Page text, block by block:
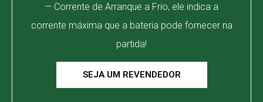
— Corrente de Arranque a Frio, ele indica a
corrente máxima que a bateria pode fornecer na
partida!
SEJA UM REVENDEDOR